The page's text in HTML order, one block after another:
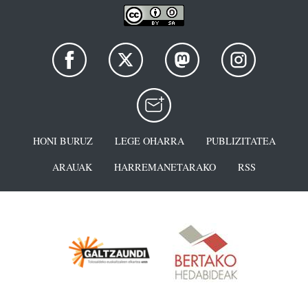
HONI BURUZ LEGE OHARRA
PUBLIZITATEA
ARAUAK
HARREMANETARAKO RSS